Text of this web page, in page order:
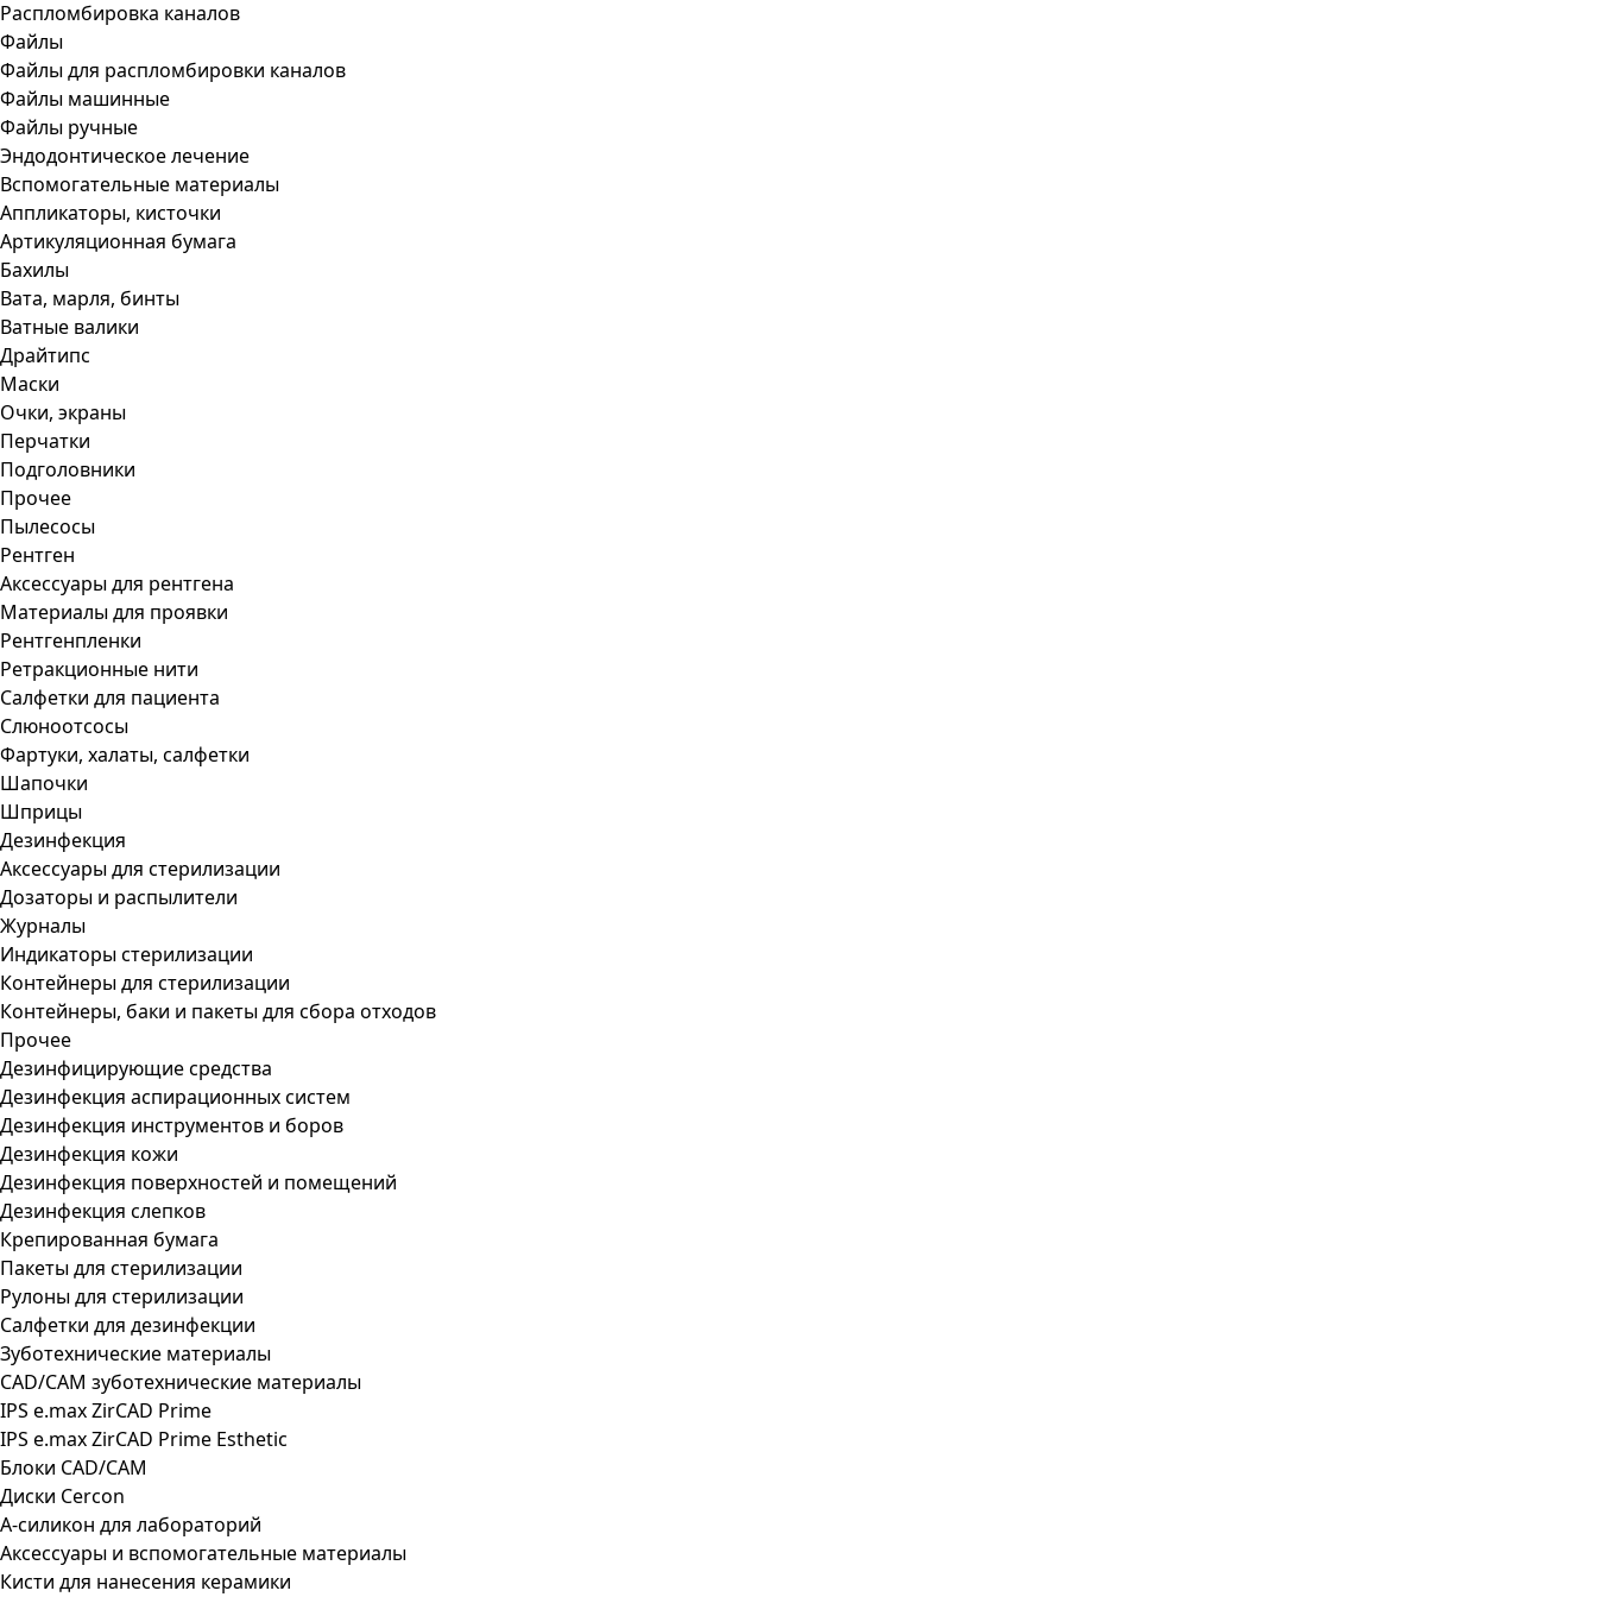
Распломбировка каналов
Файлы
Файлы для распломбировки каналов
Файлы машинные
Файлы ручные
Эндодонтическое лечение
Вспомогательные материалы
Аппликаторы, кисточки
Артикуляционная бумага
Бахилы
Вата, марля, бинты
Ватные валики
Драйтипс
Маски
Очки, экраны
Перчатки
Подголовники
Прочее
Пылесосы
Рентген
Аксессуары для рентгена
Материалы для проявки
Рентгенпленки
Ретракционные нити
Салфетки для пациента
Слюноотсосы
Фартуки, халаты, салфетки
Шапочки
Шприцы
Дезинфекция
Аксессуары для стерилизации
Дозаторы и распылители
Журналы
Индикаторы стерилизации
Контейнеры для стерилизации
Контейнеры, баки и пакеты для сбора отходов
Прочее
Дезинфицирующие средства
Дезинфекция аспирационных систем
Дезинфекция инструментов и боров
Дезинфекция кожи
Дезинфекция поверхностей и помещений
Дезинфекция слепков
Крепированная бумага
Пакеты для стерилизации
Рулоны для стерилизации
Салфетки для дезинфекции
Зуботехнические материалы
CAD/CAM зуботехнические материалы
IPS e.max ZirCAD Prime
IPS e.max ZirCAD Prime Esthetic
Блоки CAD/CAM
Диски Cercon
А-силикон для лабораторий
Аксессуары и вспомогательные материалы
Кисти для нанесения керамики